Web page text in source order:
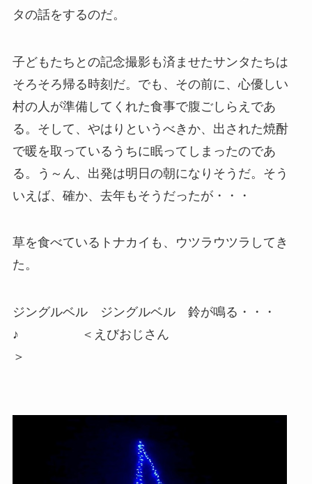
タの話をするのだ。
子どもたちとの記念撮影も済ませたサンタたちは
そろそろ帰る時刻だ。でも、その前に、心優しい
村の人が準備してくれた食事で腹ごしらえであ
る。そして、やはりというべきか、出された焼酎
で暖を取っているうちに眠ってしまったのであ
る。う～ん、出発は明日の朝になりそうだ。そう
いえば、確か、去年もそうだったが・・・
草を食べているトナカイも、ウツラウツラしてき
た。
ジングルベル ジングルベル 鈴が鳴る・・・
♪ ＜えびおじさん
＞